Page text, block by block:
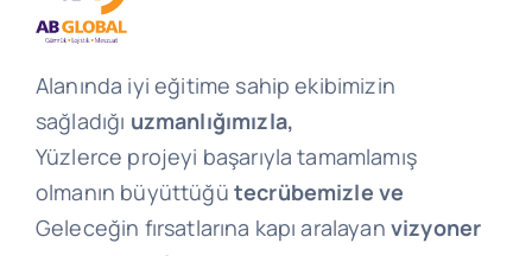
Alanında iyi eğitime sahip ekibimizin
sağladığı uzmanlığımızla,
Yüzlerce projeyi başarıyla tamamlamış
olmanın büyüttüğü tecrübemizle ve
Geleceğin fırsatlarına kapı aralayan vizyoner